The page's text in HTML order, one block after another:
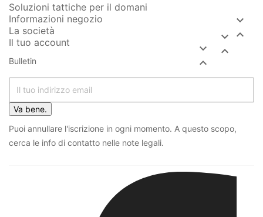
Soluzioni tattiche per il domani
Informazioni negozio


La società


Il tuo account


Bulletin
Va bene.
Puoi annullare l'iscrizione in ogni momento. A questo scopo,
cerca le info di contatto nelle note legali.